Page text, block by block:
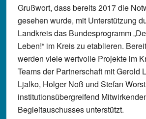
Grußwort, dass bereits 2017 die
gesehen wurde, mit Unterstützung
Landkreis das Bundesprogramm
Leben!“ im Kreis zu etablieren.
werden viele wertvolle Projekte im
Teams der Partnerschaft mit Gerold
Ljalko, Holger Noß und Stefan
institutionsübergreifend
Begleitauschusses unterstützt.